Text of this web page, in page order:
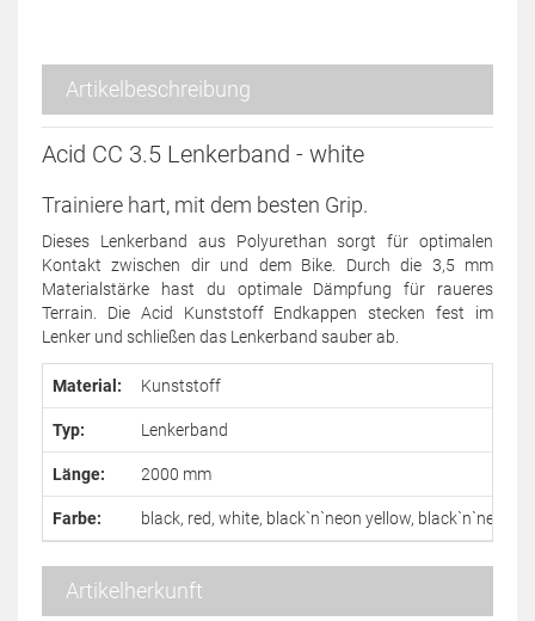
Artikelbeschreibung
Acid CC 3.5 Lenkerband - white
Trainiere hart, mit dem besten Grip.
Dieses Lenkerband aus Polyurethan sorgt für optimalen
Kontakt zwischen dir und dem Bike. Durch die 3,5 mm
Materialstärke hast du optimale Dämpfung für raueres
Terrain. Die Acid Kunststoff Endkappen stecken fest im
Lenker und schließen das Lenkerband sauber ab.
Material: Kunststoff
Typ: Lenkerband
Länge: 2000 mm
Farbe: black, red, white, black`n`neon yellow, black`n`neon
Artikelherkunft